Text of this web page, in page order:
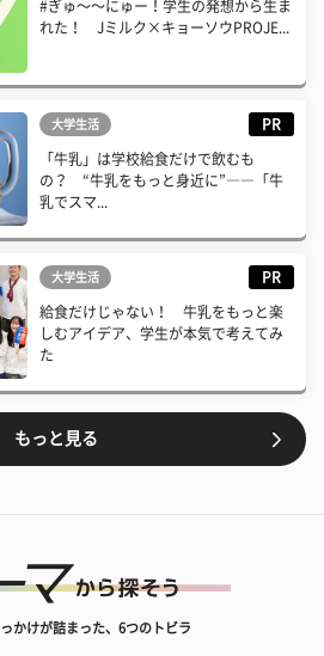
#ぎゅ〜〜にゅー！学生の発想から生ま
れた！ Jミルク×キョーソウPROJE...
大学生活 PR
「牛乳」は学校給食だけで飲むも
の？ “牛乳をもっと身近に”――「牛
乳でスマ...
大学生活 PR
給食だけじゃない！ 牛乳をもっと楽
しむアイデア、学生が本気で考えてみ
た
もっと見る
かけが詰まった、6つのトビラ